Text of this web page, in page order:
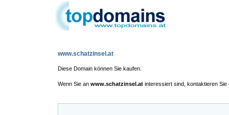
www.schatzinsel.at
Diese Domain können Sie kaufen.
Wenn Sie an www.schatzinsel.at interessiert sind, kontaktieren